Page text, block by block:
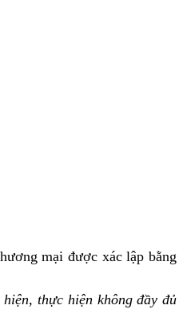
mại được xác lập bằng
thực hiện không đầy đủ